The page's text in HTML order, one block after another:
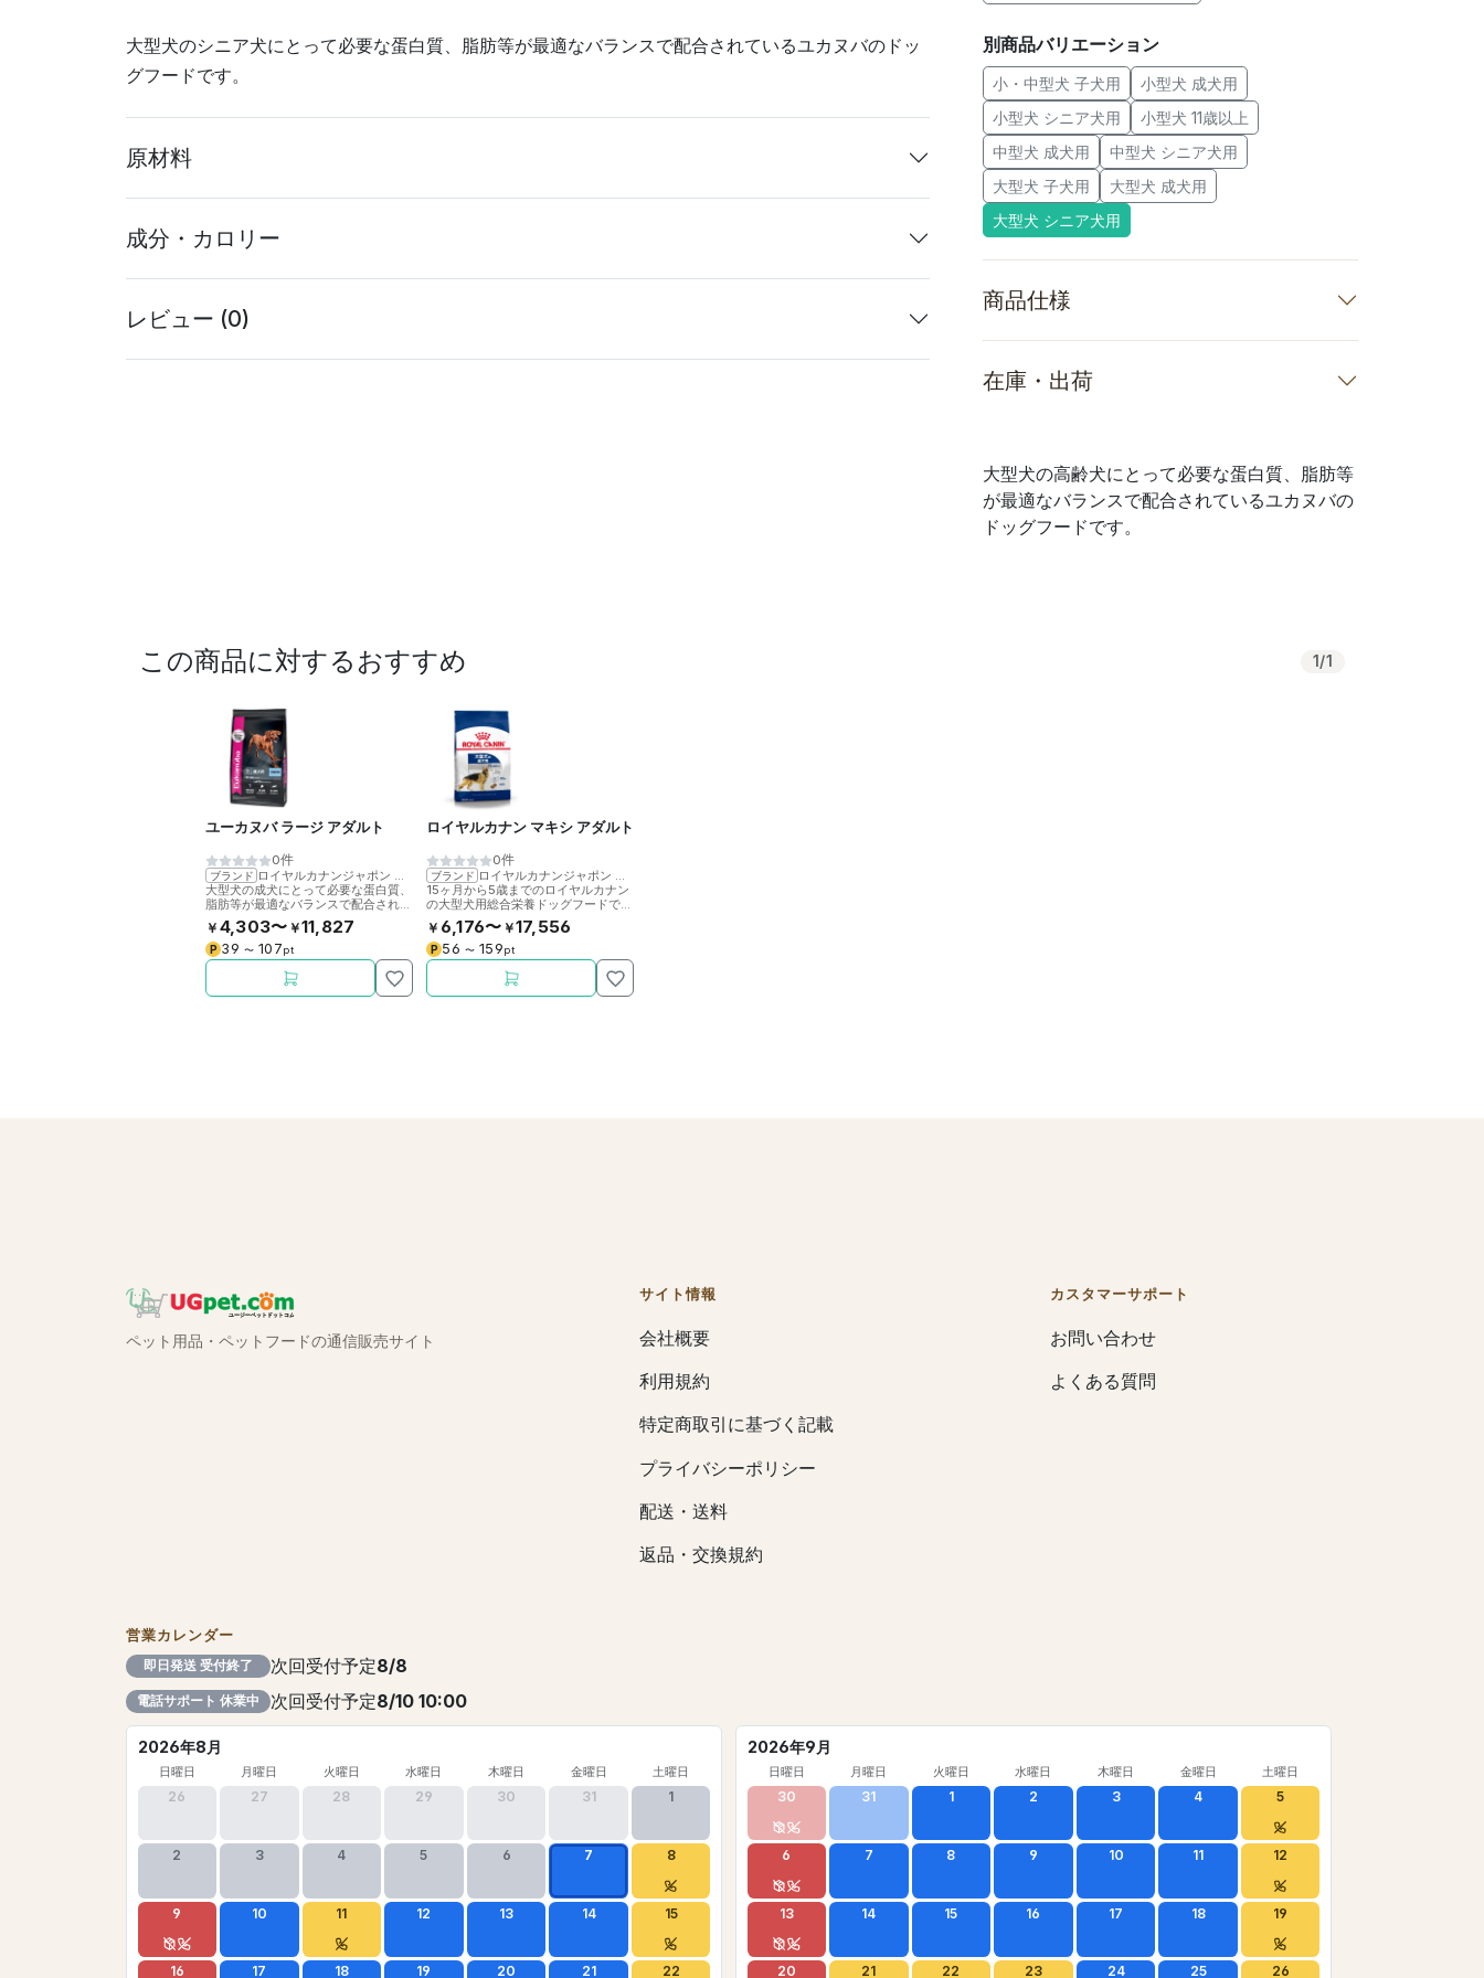
別商品バリエーション
小・中型犬 子犬用
小型犬 成犬用
小型犬 シニア犬用
小型犬 11歳以上
中型犬 成犬用
中型犬 シニア犬用
大型犬 子犬用
大型犬 成犬用
大型犬 シニア犬用
商品仕様
在庫・出荷
大型犬の高齢犬にとって必要な蛋白質、脂肪等
が最適なバランスで配合されているユカヌバの
ドッグフードです。
大型犬のシニア犬にとって必要な蛋白質、脂肪等が最適なバランスで配合されているユカヌバのドッ
グフードです。
原材料
成分・カロリー
レビュー (0)
この商品に対するおすすめ 1/1
ユーカヌバ ラージ アダルト
0件
ブランド ロイヤルカナンジャポン >
ユーカヌバ
大型犬の成犬にとって必要な蛋白質、
脂肪等が最適なバランスで配合されて
いるユカヌバのドッグフードです。
￥ 4,303〜 ￥11,827
P 39 〜 107pt
ロイヤルカナン マキシ アダルト
0件
ブランド ロイヤルカナンジャポン >
15ヶ月から5歳までのロイヤルカナン
の大型犬用総合栄養ドッグフードで
す。
￥ 6,176〜 ￥17,556
P 56 〜 159pt
ペット用品・ペットフードの通信販売サイト
サイト情報
会社概要
利用規約
特定商取引に基づく記載
プライバシーポリシー
配送・送料
返品・交換規約
カスタマーサポート
お問い合わせ
よくある質問
営業カレンダー
即日発送 受付終了 次回受付予定8/8
電話サポート 休業中 次回受付予定8/10 10:00
2026年8月
日曜日 月曜日 火曜日 水曜日 木曜日 金曜日 土曜日
26 27 28 29 30 31 1
2 3 4 5 6 7 8
9 10 11 12 13 14 15
16 17 18 19 20 21 22
2026年9月
日曜日 月曜日 火曜日 水曜日 木曜日 金曜日 土曜日
30 31 1 2 3 4 5
6 7 8 9 10 11 12
13 14 15 16 17 18 19
20 21 22 23 24 25 26